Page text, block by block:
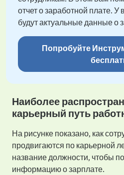
отчет о заработной плате. У
будут актуальные данные о
Попробуйте
Наиболее
карьерный путь
На рисунке показано, как
продвигаются по карьерной
название должности, чтобы
информацию о зарплате.